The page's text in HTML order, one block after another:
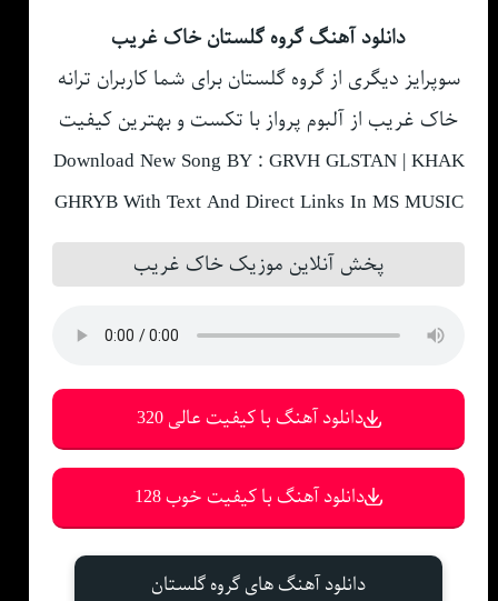
دانلود آهنگ گروه گلستان خاک غریب
سوپرایز دیگری از گروه گلستان برای شما کاربران ترانه
خاک غریب از آلبوم پرواز با تکست و بهترین کیفیت
Download New Song BY : GRVH GLSTAN | KHAK
GHRYB With Text And Direct Links In MS MUSIC
پخش آنلاین موزیک خاک غریب
دانلود آهنگ با کیفیت عالی 320
دانلود آهنگ با کیفیت خوب 128
دانلود آهنگ های گروه گلستان